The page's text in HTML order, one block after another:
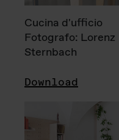
Cucina d'ufficio
Fotografo: Lorenz
Sternbach
Download